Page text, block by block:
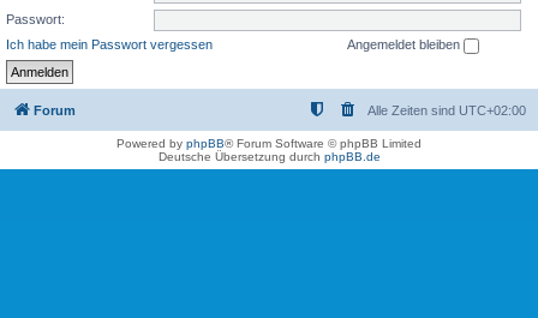
Passwort:
Ich habe mein Passwort vergessen
Angemeldet bleiben
Forum Alle Zeiten sind UTC+02:00
Powered by phpBB® Forum Software © phpBB Limited
Deutsche Übersetzung durch phpBB.de